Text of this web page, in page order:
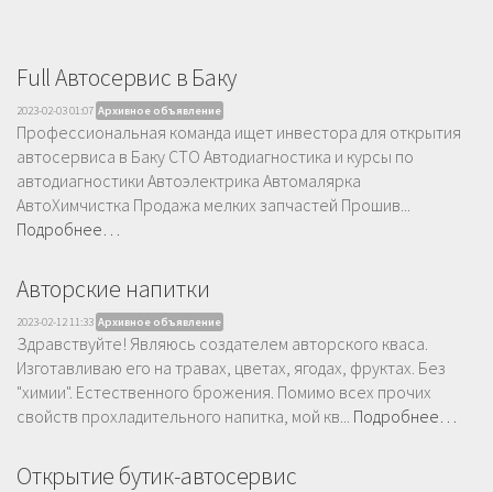
Full Автосервис в Баку
2023-02-03 01:07 Архивное объявление
Профессиональная команда ищет инвестора для открытия
автосервиса в Баку СТО Автодиагностика и курсы по
автодиагностики Автоэлектрика Автомалярка
АвтоХимчистка Продажа мелких запчастей Прошив...
Подробнее…
Авторские напитки
2023-02-12 11:33 Архивное объявление
Здравствуйте! Являюсь создателем авторского кваса.
Изготавливаю его на травах, цветах, ягодах, фруктах. Без
"химии". Естественного брожения. Помимо всех прочих
свойств прохладительного напитка, мой кв... Подробнее…
Открытие бутик-автосервис